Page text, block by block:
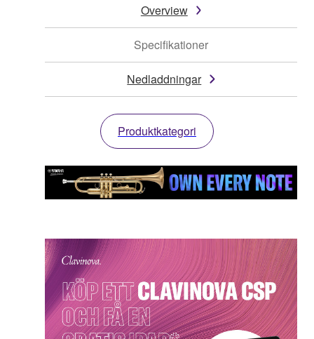
Overview
Specifikationer
Nedladdningar
Produktkategori